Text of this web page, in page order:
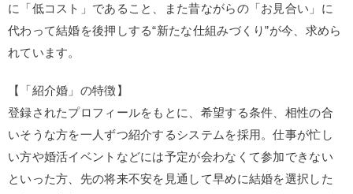
に「低コスト」であること、また昔ながらの「お見合い」に
代わって結婚を後押しする“新たな仕組みづくり”が今、求めら
れています。
【「紹介婚」の特徴】
登録されたプロフィールをもとに、希望する条件、相性の合
いそうな方を一人ずつ紹介するシステムを採用。仕事が忙し
い方や婚活イベントなどには予定が会わなくて参加できない
といった方、先の将来不安を見通して早めに結婚を選択した